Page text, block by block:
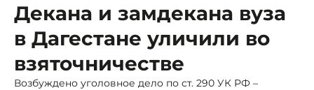
Декана и замдекана вуза
в Дагестане уличили во
взяточничестве
Возбуждено уголовное дело по ст. 290 УК РФ –